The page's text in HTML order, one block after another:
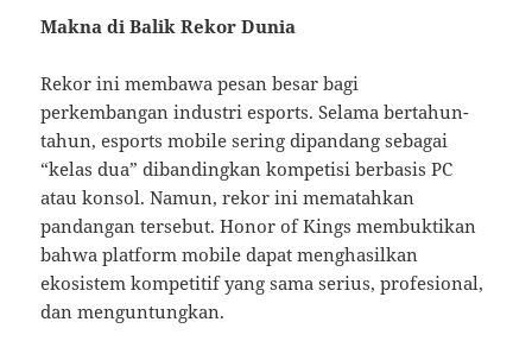
Makna di Balik Rekor Dunia
Rekor ini membawa pesan besar bagi
perkembangan industri esports. Selama bertahun-
tahun, esports mobile sering dipandang sebagai
“kelas dua” dibandingkan kompetisi berbasis PC
atau konsol. Namun, rekor ini mematahkan
pandangan tersebut. Honor of Kings membuktikan
bahwa platform mobile dapat menghasilkan
ekosistem kompetitif yang sama serius, profesional,
dan menguntungkan.